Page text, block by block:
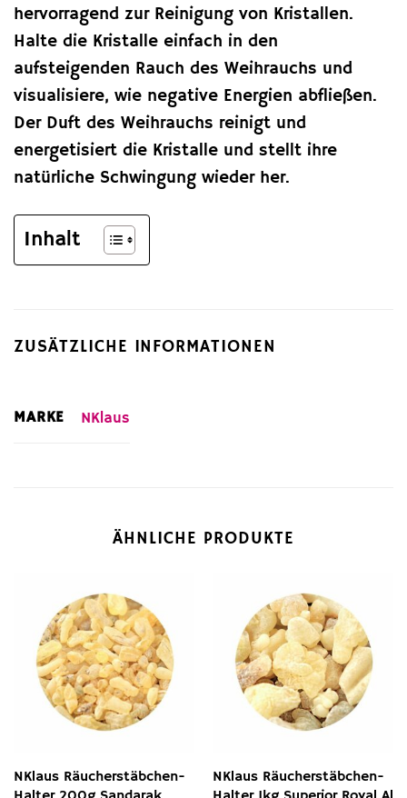
hervorragend zur Reinigung von Kristallen.
Halte die Kristalle einfach in den
aufsteigenden Rauch des Weihrauchs und
visualisiere, wie negative Energien abfließen.
Der Duft des Weihrauchs reinigt und
energetisiert die Kristalle und stellt ihre
natürliche Schwingung wieder her.
Inhalt
ZUSÄTZLICHE INFORMATIONEN
MARKE NKlaus
ÄHNLICHE PRODUKTE
NKlaus Räucherstäbchen-
NKlaus Räucherstäbchen-